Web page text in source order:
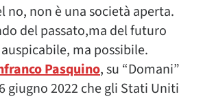
no, non è una società aperta.
del passato,ma del futuro
ma possibile.
Pasquino, su “Domani”
giugno 2022 che gli Stati Uniti